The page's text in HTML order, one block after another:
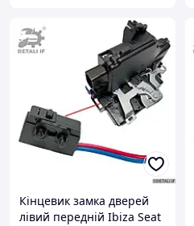
Кінцевик замка дверей
лівий передній Ibiza Seat